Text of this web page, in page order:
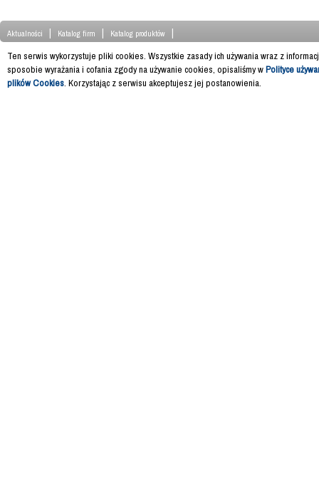
Aktualności | Katalog firm | Katalog produktów
|
Ten serwis wykorzystuje pliki cookies. Wszystkie zasady ich używania wraz z
sposobie wyrażania i cofania zgody na używanie cookies, opisaliśmy wPolityce
plików Cookies . Korzystając z serwisu akceptujesz jej postanowienia.